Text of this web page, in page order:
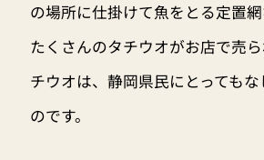
の場所に仕掛けて魚をとる定置網
たくさんのタチウオがお店で売
チウオは、静岡県民にとっても
のです。